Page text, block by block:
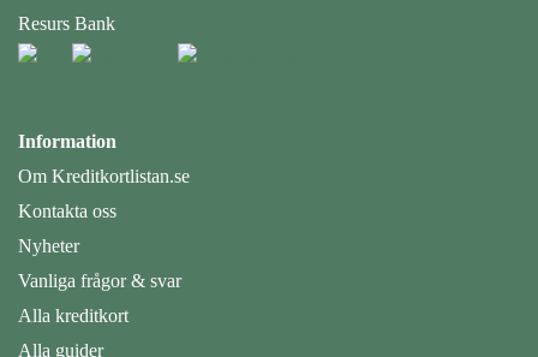
Resurs Bank
Information
Om Kreditkortlistan.se
Kontakta oss
Nyheter
Vanliga frågor & svar
Alla kreditkort
Alla guider